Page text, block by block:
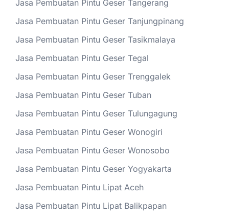
Jasa Pembuatan Pintu Geser Tangerang
Jasa Pembuatan Pintu Geser Tanjungpinang
Jasa Pembuatan Pintu Geser Tasikmalaya
Jasa Pembuatan Pintu Geser Tegal
Jasa Pembuatan Pintu Geser Trenggalek
Jasa Pembuatan Pintu Geser Tuban
Jasa Pembuatan Pintu Geser Tulungagung
Jasa Pembuatan Pintu Geser Wonogiri
Jasa Pembuatan Pintu Geser Wonosobo
Jasa Pembuatan Pintu Geser Yogyakarta
Jasa Pembuatan Pintu Lipat Aceh
Jasa Pembuatan Pintu Lipat Balikpapan